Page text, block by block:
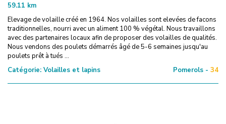
59.11 km
Elevage de volaille créé en 1964. Nos volailles sont elevées de facons
traditionnelles, nourri avec un aliment 100 % végétal. Nous travaillons
avec des partenaires locaux afin de proposer des volailles de qualités.
Nous vendons des poulets démarrés âgé de 5-6 semaines jusqu'au
poulets prêt à tués ...
Catégorie: Volailles et lapins Pomerols - 34